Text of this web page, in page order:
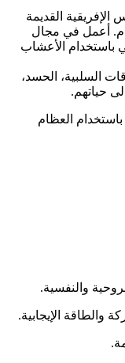
الإفريقية القديمة
عن أجدادنا منذ أكثر من 300 عام. أعمل في مجال
باستخدام الأعشاب
السلبية، الحسد،
حياتهم.
والنفسية.
والطاقة الإيجابية.